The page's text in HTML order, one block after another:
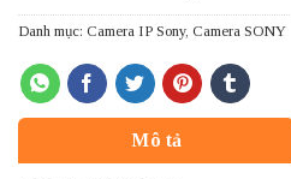
Danh mục: Camera IP Sony, Camera SONY
Mô tả